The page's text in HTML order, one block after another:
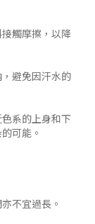
觸摩擦，以降
避免因汗水的
系的上身和下
可能。
不宜過長。